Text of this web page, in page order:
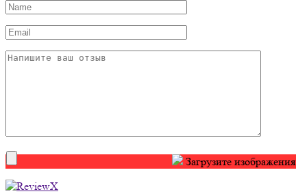
Загрузите изображения